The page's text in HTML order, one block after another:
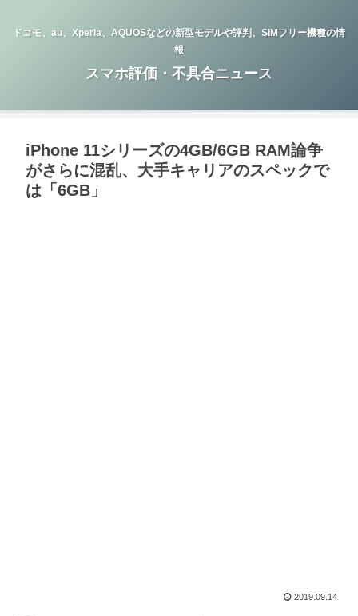
ドコモ、au、Xperia、AQUOSなどの新型モデルや評判、SIMフリー機種の情
報
スマホ評価・不具合ニュース
iPhone 11シリーズの4GB/6GB RAM論争
がさらに混乱、大手キャリアのスペックで
は「6GB」
2019.09.14